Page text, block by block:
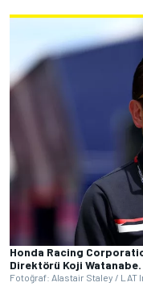
Honda Racing
Direktörü Koji Watanabe.
Fotoğraf: Alastair Staley / LAT